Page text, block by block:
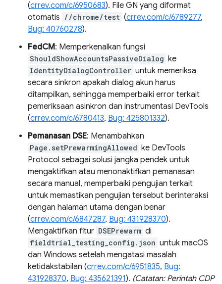
(crrev.com/c/6950683). File GN yang diformat
otomatis //chrome/test (crrev.com/c/6789277,
Bug: 40760278).
FedCM: Memperkenalkan fungsi
ShouldShowAccountsPassiveDialog ke
IdentityDialogController untuk memeriksa
secara sinkron apakah dialog akun harus
ditampilkan, sehingga memperbaiki error terkait
pemeriksaan asinkron dan instrumentasi DevTools
(crrev.com/c/6780413, Bug: 425801332).
Pemanasan DSE: Menambahkan
Page.setPrewarmingAllowed ke DevTools
Protocol sebagai solusi jangka pendek untuk
mengaktifkan atau menonaktifkan pemanasan
secara manual, memperbaiki pengujian terkait
untuk memastikan pengujian tersebut berinteraksi
dengan halaman utama dengan benar
(crrev.com/c/6847287, Bug: 431928370).
Mengaktifkan fitur DSEPrewarm di
fieldtrial_testing_config.json untuk macOS
dan Windows setelah mengatasi masalah
ketidakstabilan (crrev.com/c/6951835, Bug:
431928370, Bug: 435621391). (Catatan: Perintah CDP